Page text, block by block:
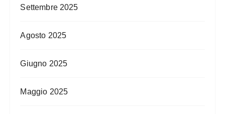
Settembre 2025
Agosto 2025
Giugno 2025
Maggio 2025